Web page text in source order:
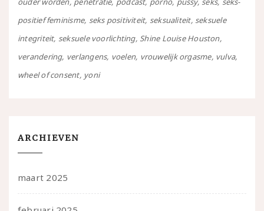
positief feminisme seks positiviteit seksualiteit seksuele
integriteit seksuele voorlichting Shine Louise Houston
verandering verlangens voelen vrouwelijk orgasme vulva
wheel of consent yoni
ARCHIEVEN
maart 2025